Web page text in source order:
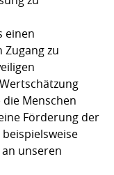
einen
zu
Menschen
Förderung der
unseren